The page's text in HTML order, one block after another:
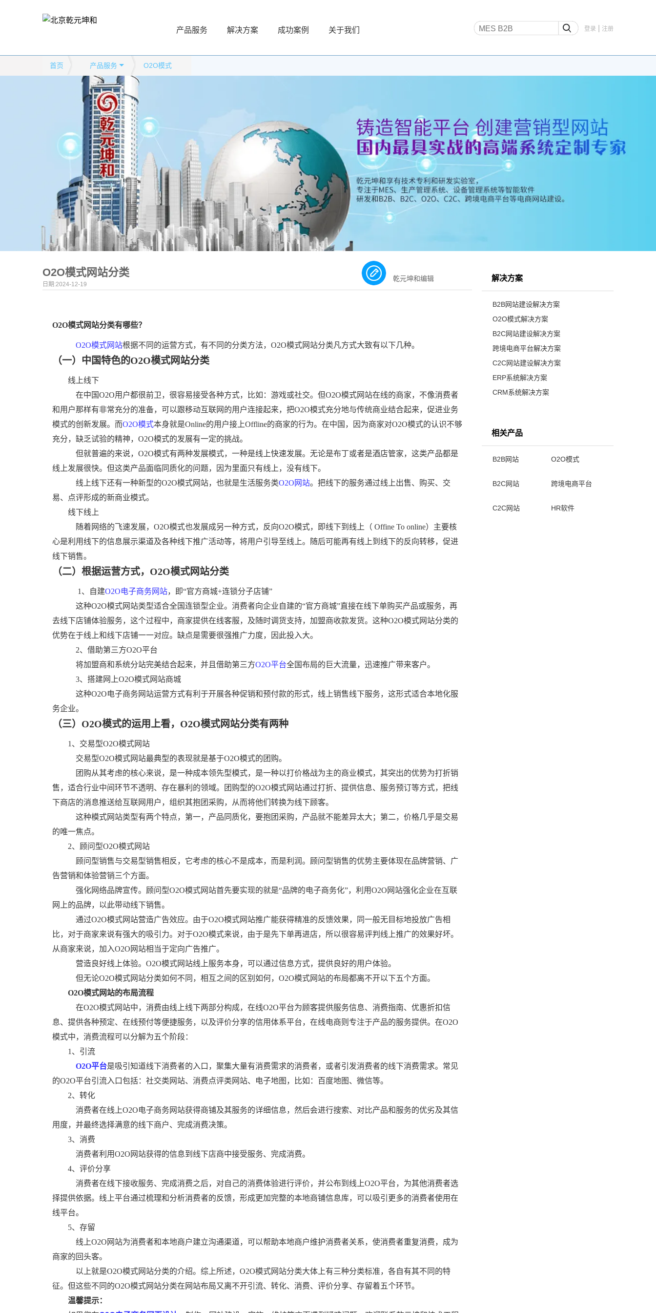
产品服务 解决方案 成功案例 关于我们 登录 注册
首页 产品服务 O2O模式
O2O模式网站分类
日期:2024-12-19
乾元坤和编辑
O2O模式网站分类有哪些？
O2O模式网站根据不同的运营方式，有不同的分类方法， O2O模式网站分类凡方式大致有以下几种。
（一）中国特色的O2O模式网站分类
线上线下
在中国O2O用户都很前卫，很容易接受各种方式，比如：游戏或社交。但O2O模式网站在线的商家，不像消费者
和用户那样有非常充分的准备，可以跟移动互联网的用户连接起来，把O2O模式充分地与传统商业结合起来，促进业务
模式的创新发展。而O2O模式本身就是Online的用户接上Offline的商家的行为。在中国，因为商家对O2O模式的认识不够
充分，缺乏试验的精神，O2O模式的发展有一定的挑战。
但就普遍的来说，O2O模式有两种发展模式，一种是线上快速发展。无论是布丁或者是酒店管家，这类产品都是
线上发展很快。但这类产品面临同质化的问题，因为里面只有线上，没有线下。
线上线下还有一种新型的O2O模式网站，也就是生活服务类O2O网站。把线下的服务通过线上出售、购买、交
易、点评形成的新商业模式。
线下线上
随着网络的飞速发展，O2O模式也发展成另一种方式，反向O2O模式，即线下到线上（ Offine To online）主要核
心是利用线下的信息展示渠道及各种线下推广活动等，将用户引导至线上。随后可能再有线上到线下的反向转移，促进
线下销售。
（二）根据运营方式， O2O模式网站分类
1、自建O2O电子商务网站，即“官方商城+连锁分子店铺”
这种O2O模式网站类型适合全国连锁型企业。消费者向企业自建的“官方商城”直接在线下单购买产品或服务，再
去线下店铺体验服务，这个过程中，商家提供在线客服，及随时调货支持，加盟商收款发货。这种O2O模式网站分类的
优势在于线上和线下店铺一一对应。缺点是需要很强推广力度，因此投入大。
2、借助第三方O2O平台
将加盟商和系统分站完美结合起来，并且借助第三方O2O平台全国布局的巨大流量，迅速推广带来客户。
3、搭建网上O2O模式网站商城
这种O2O电子商务网站运营方式有利于开展各种促销和预付款的形式，线上销售线下服务，这形式适合本地化服
务企业。
（三）O2O模式的运用上看， O2O模式网站分类有两种
1、交易型O2O模式网站
交易型O2O模式网站最典型的表现就是基于O2O模式的团购。
团购从其考虑的核心来说，是一种成本领先型模式，是一种以打价格战为主的商业模式，其突出的优势为打折销
售，适合行业中间环节不透明、存在暴利的领域。团购型的O2O模式网站通过打折、提供信息、服务预订等方式，把线
下商店的消息推送给互联网用户，组织其抱团采购，从而将他们转换为线下顾客。
这种模式网站类型有两个特点，第一，产品同质化，要抱团采购，产品就不能差异太大；第二，价格几乎是交易
的唯一焦点。
2、顾问型O2O模式网站
顾问型销售与交易型销售相反，它考虑的核心不是成本，而是利润。顾问型销售的优势主要体现在品牌营销、广
告营销和体验营销三个方面。
强化网络品牌宣传。顾问型O2O模式网站首先要实现的就是“品牌的电子商务化”，利用O2O网站强化企业在互联
网上的品牌，以此带动线下销售。
通过O2O模式网站营造广告效应。由于O2O模式网站推广能获得精准的反馈效果，同一般无目标地投放广告相
比，对于商家来说有强大的吸引力。对于O2O模式来说，由于是先下单再进店，所以很容易评判线上推广的效果好坏。
从商家来说，加入O2O网站相当于定向广告推广。
营造良好线上体验。O2O模式网站线上服务本身，可以通过信息方式，提供良好的用户体验。
但无论O2O模式网站分类如何不同，相互之间的区别如何，O2O模式网站的布局都离不开以下五个方面。
O2O模式网站的布局流程
在O2O模式网站中，消费由线上线下两部分构成，在线O2O平台为顾客提供服务信息、消费指南、优惠折扣信
息、提供各种预定、在线预付等便捷服务，以及评价分享的信用体系平台，在线电商则专注于产品的服务提供。在O2O
模式中，消费流程可以分解为五个阶段：
1、引流
O2O平台是吸引知道线下消费者的入口，聚集大量有消费需求的消费者，或者引发消费者的线下消费需求。常见
的O2O平台引流入口包括：社交类网站、消费点评类网站、电子地图，比如：百度地图、微信等。
2、转化
消费者在线上O2O电子商务网站获得商铺及其服务的详细信息，然后会进行搜索、对比产品和服务的优劣及其信
用度，并最终选择满意的线下商户、完成消费决策。
3、消费
消费者利用O2O网站获得的信息到线下店商中接受服务、完成消费。
4、评价分享
消费者在线下接收服务、完成消费之后，对自己的消费体验进行评价，并公布到线上O2O平台，为其他消费者选
择提供依据。线上平台通过梳理和分析消费者的反馈，形成更加完整的本地商铺信息库，可以吸引更多的消费者使用在
线平台。
5、存留
线上O2O网站为消费者和本地商户建立沟通渠道，可以帮助本地商户维护消费者关系，使消费者重复消费，成为
商家的回头客。
以上就是O2O模式网站分类的介绍。综上所述，O2O模式网站分类大体上有三种分类标准，各自有其不同的特
征。但这些不同的O2O模式网站分类在网站布局又离不开引流、转化、消费、评价分享、存留着五个环节。
温馨提示：
解决方案
B2B网站建设解决方案
O2O模式解决方案
B2C网站建设解决方案
跨境电商平台解决方案
C2C网站建设解决方案
ERP系统解决方案
CRM系统解决方案
相关产品
B2B网站 O2O模式
B2C网站 跨境电商平台
C2C网站 HR软件